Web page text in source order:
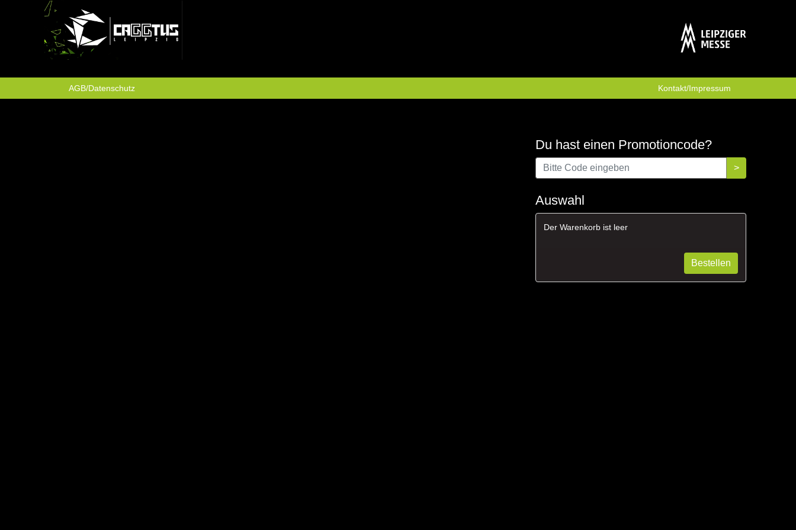
AGB/Datenschutz Kontakt/Impressum
Du hast einen Promotioncode?
Bitte Code eingeben. >
Auswahl
Der Warenkorb ist leer
Bestellen